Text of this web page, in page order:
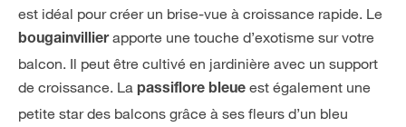
est idéal pour créer un brise-vue à croissance rapide. Le
bougainvillierapporte une touche d’exotisme sur votre
balcon. Il peut être cultivé en jardinière avec un support
de croissance. La passiflore bleue est également une
petite star des balcons grâce à ses fleurs d’un bleu